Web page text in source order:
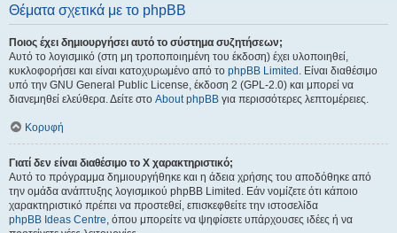
Θέματα σχετικά με το phpBB
Ποιος έχει δημιουργήσει αυτό το σύστημα συζητήσεων;
Αυτό το λογισμικό (στη μη τροποποιημένη του έκδοση) έχει υλοποιηθεί,
κυκλοφορήσει και είναι κατοχυρωμένο από το phpBB Limited . Είναι διαθέσιμο
υπό την GNU General Public License, έκδοση 2 (GPL-2.0) και μπορεί να
διανεμηθεί ελεύθερα. Δείτε στο About phpBB για περισσότερες λεπτομέρειες.
Κορυφή
Γιατί δεν είναι διαθέσιμο το Χ χαρακτηριστικό;
Αυτό το πρόγραμμα δημιουργήθηκε και η άδεια χρήσης του αποδόθηκε από
την ομάδα ανάπτυξης λογισμικού phpBB Limited. Εάν νομίζετε ότι κάποιο
χαρακτηριστικό πρέπει να προστεθεί, επισκεφθείτε την ιστοσελίδα
phpBB Ideas Centre, όπου μπορείτε να ψηφίσετε υπάρχουσες ιδέες ή να